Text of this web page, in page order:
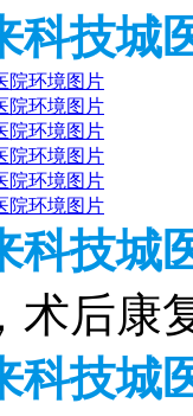
科技城
科技城
术后康
科技城